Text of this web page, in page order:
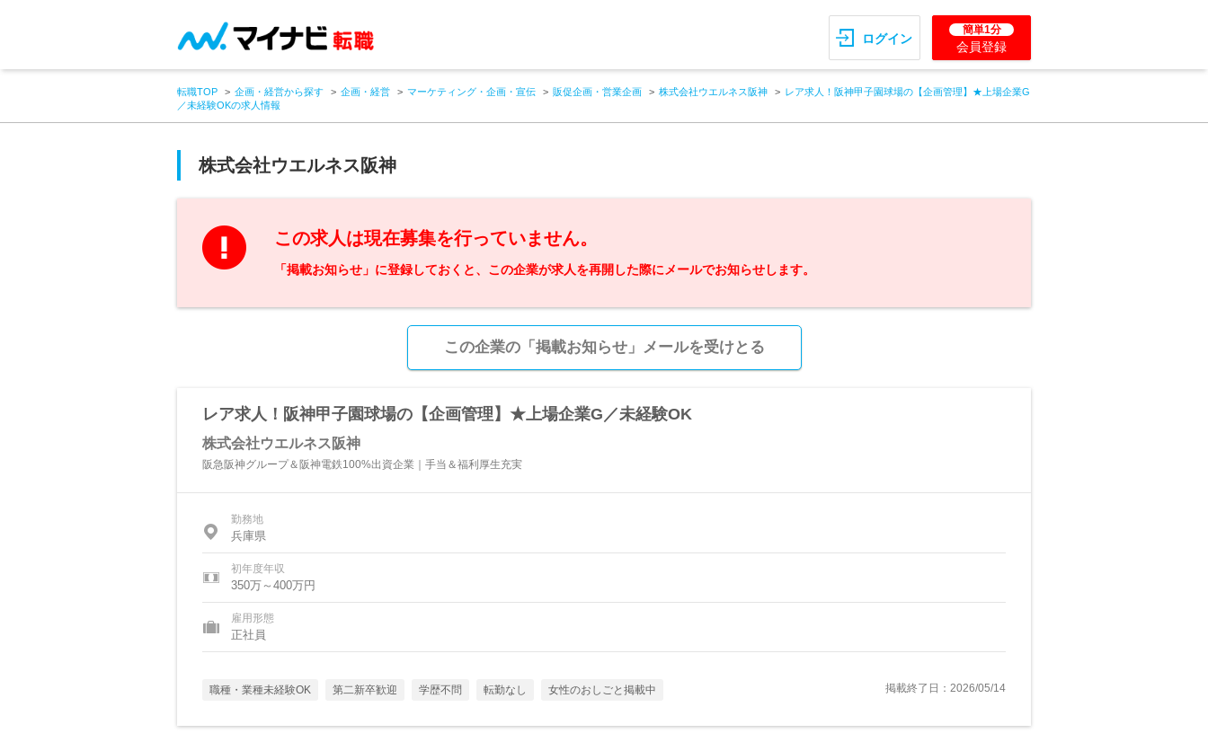
ログイン
簡単1分
会員登録
転職TOP 企画・経営から探す 企画・経営 マーケティング・企画・宣伝 販促企画・営業企画 株式会社ウエルネス阪神
レア求人！阪神甲子園球場の【企画管理】★上場企業G
／未経験OKの求人情報
株式会社ウエルネス阪神
この求人は現在募集を行っていません。
「掲載お知らせ」に登録しておくと、この企業が求人を再開した際にメールでお知らせします。
この企業の「掲載お知らせ」メールを受けとる
レア求人！阪神甲子園球場の【企画管理】★上場企業G／未経験OK
株式会社ウエルネス阪神
阪急阪神グループ＆阪神電鉄100%出資企業｜手当＆福利厚生充実
勤務地
兵庫県
初年度年収
350万～400万円
雇用形態
正社員
職種・業種未経験OK 第二新卒歓迎 学歴不問 転勤なし 女性のおしごと掲載中 掲載終了日：2026/05/14